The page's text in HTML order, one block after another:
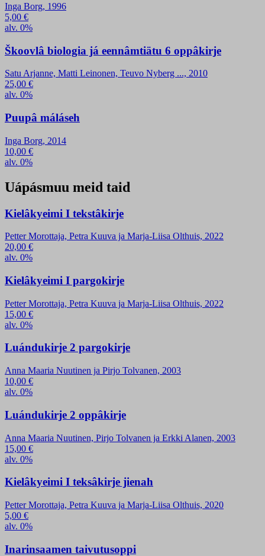
Inga Borg, 1996
5,00 €
alv. 0%
Škoovlâ biologia já eennâmtiätu 6 oppâkirje
Satu Arjanne, Matti Leinonen, Teuvo Nyberg ..., 2010
25,00 €
alv. 0%
Puupâ máláseh
Inga Borg, 2014
10,00 €
alv. 0%
Uápásmuu meid taid
Kielâkyeimi I tekstâkirje
Petter Morottaja, Petra Kuuva ja Marja-Liisa Olthuis, 2022
20,00 €
alv. 0%
Kielâkyeimi I pargokirje
Petter Morottaja, Petra Kuuva ja Marja-Liisa Olthuis, 2022
15,00 €
alv. 0%
Luándukirje 2 pargokirje
Anna Maaria Nuutinen ja Pirjo Tolvanen, 2003
10,00 €
alv. 0%
Luándukirje 2 oppâkirje
Anna Maaria Nuutinen, Pirjo Tolvanen ja Erkki Alanen, 2003
15,00 €
alv. 0%
Kielâkyeimi I teksâkirje jienah
Petter Morottaja, Petra Kuuva ja Marja-Liisa Olthuis, 2020
5,00 €
alv. 0%
Inarinsaamen taivutusoppi